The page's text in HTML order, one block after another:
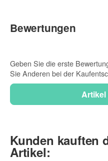
Bewertungen
Geben Sie die erste
Sie Anderen bei der
Kunden kauften
Artikel: